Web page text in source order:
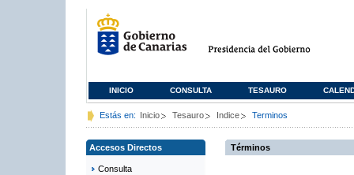
INICIO CONSULTA TESAURO
Estás en: Inicio Tesauro Indice Terminos
Accesos Directos
Consulta
Términos